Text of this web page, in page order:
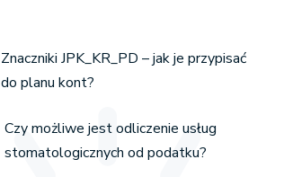
Znaczniki JPK_KR_PD – jak je przypisać
do planu kont?
Czy możliwe jest odliczenie usług
stomatologicznych od podatku?